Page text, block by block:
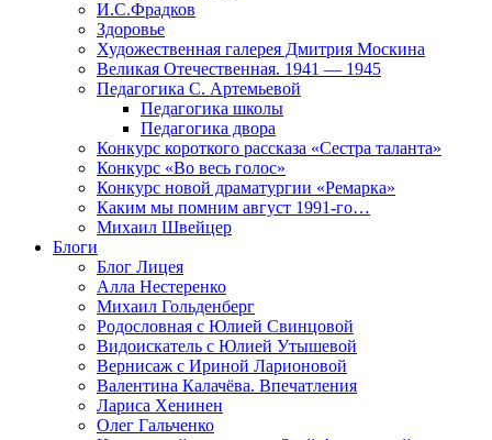
И.С.Фрадков
Здоровье
Художественная галерея Дмитрия Москина
Великая Отечественная. 1941 — 1945
Педагогика С. Артемьевой
Педагогика школы
Педагогика двора
Конкурс короткого рассказа «Сестра таланта»
Конкурс «Во весь голос»
Конкурс новой драматургии «Ремарка»
Каким мы помним август 1991-го…
Михаил Швейцер
Блоги
Блог Лицея
Алла Нестеренко
Михаил Гольденберг
Родословная с Юлией Свинцовой
Видоискатель с Юлией Утышевой
Вернисаж с Ириной Ларионовой
Валентина Калачёва. Впечатления
Лариса Хенинен
Олег Гальченко